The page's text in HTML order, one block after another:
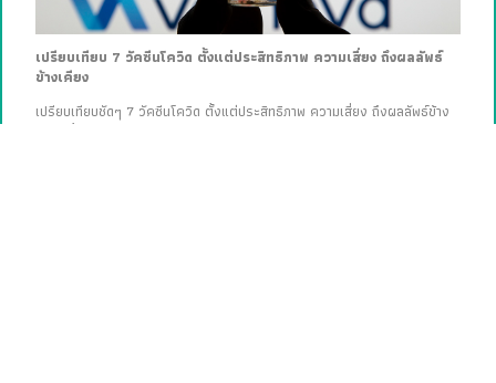
เปรียบเทียบ 7 วัคซีนโควิด ตั้งแต่ประสิทธิภาพ ความเสี่ยง ถึงผลลัพธ์
ข้างเคียง
เปรียบเทียบชัดๆ 7 วัคซีนโควิด ตั้งแต่ประสิทธิภาพ ความเสี่ยง ถึงผลลัพธ์ข้าง
เคียง ทั้งไฟเซอร์-ไบโอเอ็นเทค, โมเดอร์นา, ซิโนแวค, แอสตราเซเนกา, จอห์น